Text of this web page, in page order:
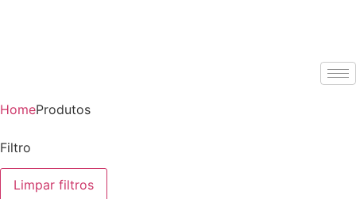
HomeProdutos
Filtro
Limpar filtros